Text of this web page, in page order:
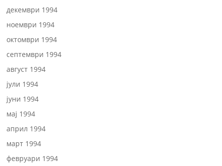
декември 1994
ноември 1994
октомври 1994
септември 1994
август 1994
јули 1994
јуни 1994
мај 1994
април 1994
март 1994
февруари 1994